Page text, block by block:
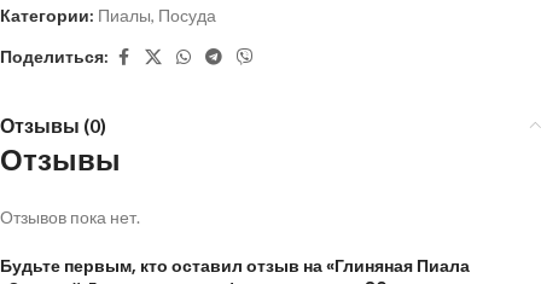
Категории: Пиалы, Посуда
Поделиться:
Отзывы (0)
Отзывы
Отзывов пока нет.
Будьте первым, кто оставил отзыв на «Глиняная Пиала